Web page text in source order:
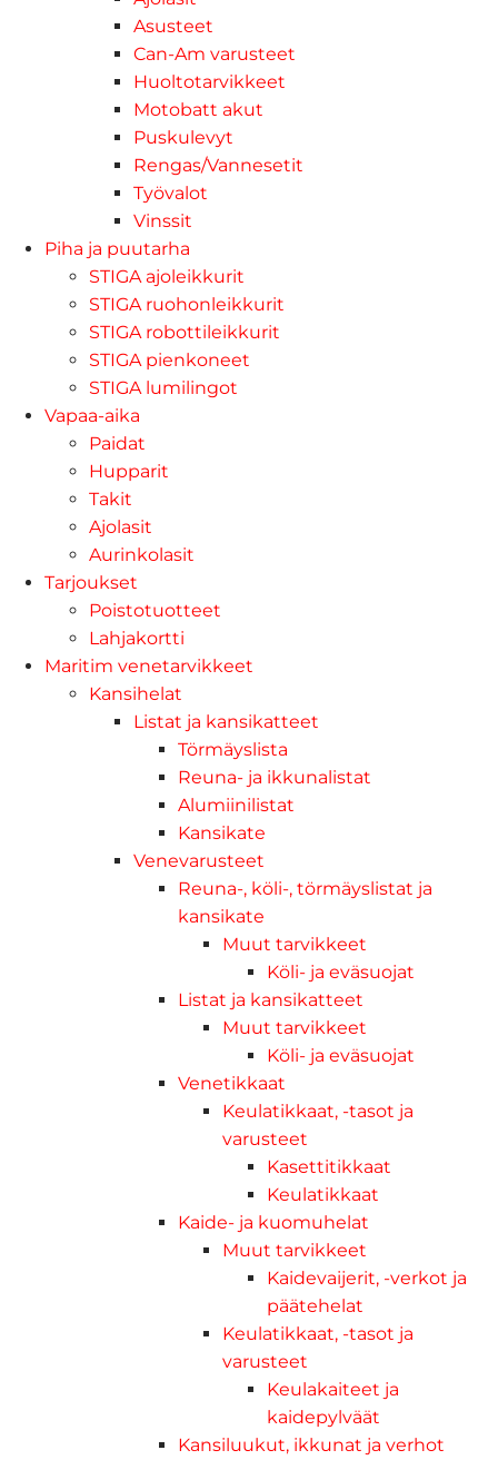
Asusteet
Can-Am varusteet
Huoltotarvikkeet
Motobatt akut
Puskulevyt
Rengas/Vannesetit
Työvalot
Vinssit
Piha ja puutarha
STIGA ajoleikkurit
STIGA ruohonleikkurit
STIGA robottileikkurit
STIGA pienkoneet
STIGA lumilingot
Vapaa-aika
Paidat
Hupparit
Takit
Ajolasit
Aurinkolasit
Tarjoukset
Poistotuotteet
Lahjakortti
Maritim venetarvikkeet
Kansihelat
Listat ja kansikatteet
Törmäyslista
Reuna- ja ikkunalistat
Alumiinilistat
Kansikate
Venevarusteet
Reuna-, köli-, törmäyslistat ja
kansikate
Muut tarvikkeet
Köli- ja eväsuojat
Listat ja kansikatteet
Muut tarvikkeet
Köli- ja eväsuojat
Venetikkaat
Keulatikkaat, -tasot ja
varusteet
Kasettitikkaat
Keulatikkaat
Kaide- ja kuomuhelat
Muut tarvikkeet
Kaidevaijerit, -verkot ja
päätehelat
Keulatikkaat, -tasot ja
varusteet
Keulakaiteet ja
kaidepylväät
Kansiluukut, ikkunat ja verhot